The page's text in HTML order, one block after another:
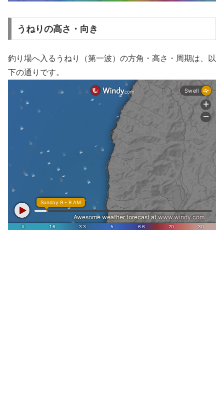
うねりの高さ・向き
釣り場へ入るうねり（第一波）の方角・高さ・周期は、以
下の通りです。